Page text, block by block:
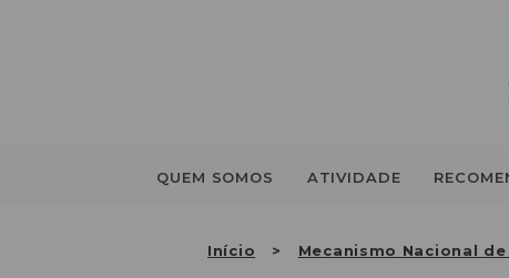
QUEM SOMOS ATIVIDADE
Início Mecanismo Nacional